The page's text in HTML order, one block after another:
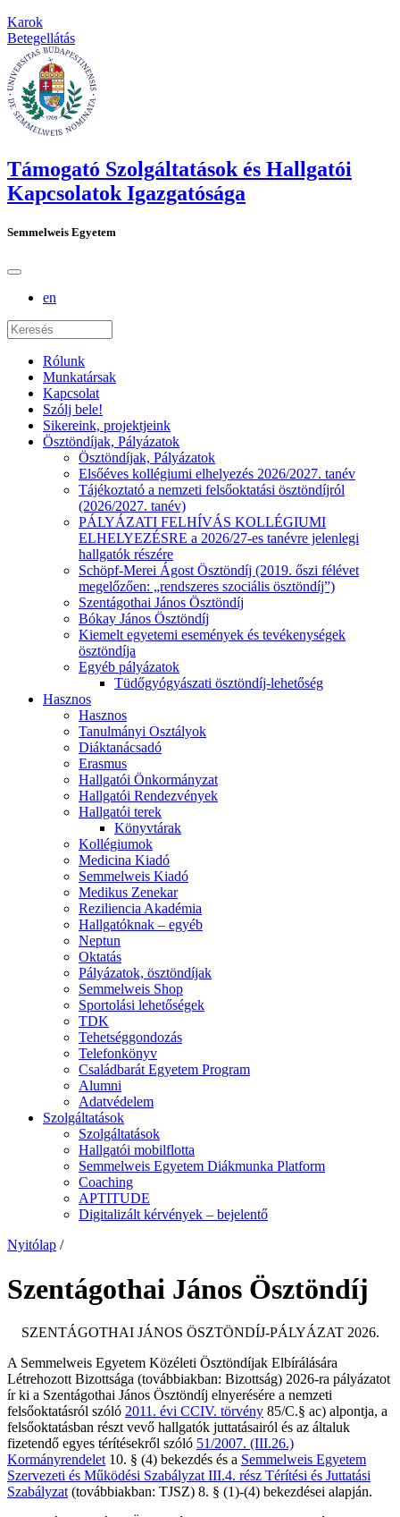
Karok
Betegellátás
Támogató Szolgáltatások és Hallgatói
Kapcsolatok Igazgatósága
Semmelweis Egyetem
en
Rólunk
Munkatársak
Kapcsolat
Szólj bele!
Sikereink, projektjeink
Ösztöndíjak, Pályázatok
Ösztöndíjak, Pályázatok
Elsőéves kollégiumi elhelyezés 2026/2027. tanév
Tájékoztató a nemzeti felsőoktatási ösztöndíjról
(2026/2027. tanév)
PÁLYÁZATI FELHÍVÁS KOLLÉGIUMI
ELHELYEZÉSRE a 2026/27-es tanévre jelenlegi
hallgatók részére
Schöpf-Merei Ágost Ösztöndíj (2019. őszi félévet
megelőzően: „rendszeres szociális ösztöndíj”)
Szentágothai János Ösztöndíj
Bókay János Ösztöndíj
Kiemelt egyetemi események és tevékenységek
ösztöndíja
Egyéb pályázatok
Tüdőgyógyászati ösztöndíj-lehetőség
Hasznos
Hasznos
Tanulmányi Osztályok
Diáktanácsadó
Erasmus
Hallgatói Önkormányzat
Hallgatói Rendezvények
Hallgatói terek
Könyvtárak
Kollégiumok
Medicina Kiadó
Semmelweis Kiadó
Medikus Zenekar
Reziliencia Akadémia
Hallgatóknak – egyéb
Neptun
Oktatás
Pályázatok, ösztöndíjak
Semmelweis Shop
Sportolási lehetőségek
TDK
Tehetséggondozás
Telefonkönyv
Családbarát Egyetem Program
Alumni
Adatvédelem
Szolgáltatások
Szolgáltatások
Hallgatói mobilflotta
Semmelweis Egyetem Diákmunka Platform
Coaching
APTITUDE
Digitalizált kérvények – bejelentő
Nyitólap /
Szentágothai János Ösztöndíj
SZENTÁGOTHAI JÁNOS ÖSZTÖNDÍJ-PÁLYÁZAT 2026.
A Semmelweis Egyetem Közéleti Ösztöndíjak Elbírálására
Létrehozott Bizottsága (továbbiakban: Bizottság) 2026-ra pályázatot
ír ki a Szentágothai János Ösztöndíj elnyerésére a nemzeti
felsőoktatásról szóló 2011. évi CCIV. törvény 85/C.§ ac) alpontja, a
felsőoktatásban részt vevő hallgatók juttatásairól és az általuk
fizetendő egyes térítésekről szóló 51/2007. (III.26.)
Kormányrendelet 10. § (4) bekezdés és a Semmelweis Egyetem
Szervezeti és Működési Szabályzat III.4. rész Térítési és Juttatási
Szabályzat (továbbiakban: TJSZ) 8. § (1)-(4) bekezdései alapján.